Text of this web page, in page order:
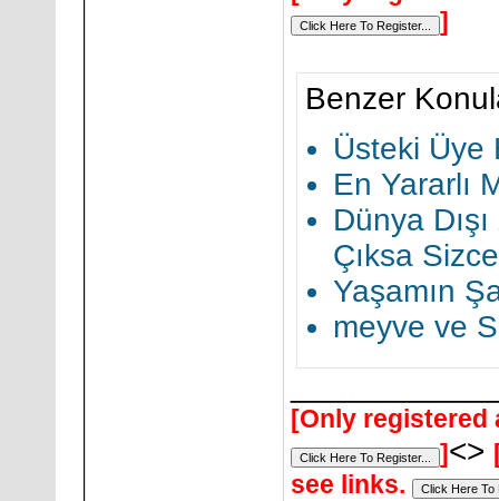
]
Benzer
Üsteki Üye
En Yararlı
Dünya
Çıksa
Yaşamın
meyve ve
[Only registered
]<>
see links.